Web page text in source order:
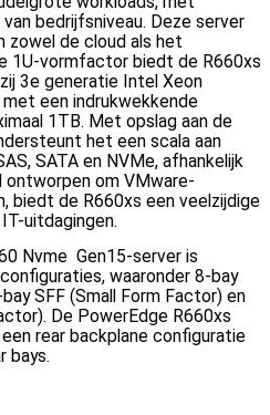
bedrijfsniveau. Deze server
zowel de cloud als het
1U-vormfactor biedt de R660xs
3e generatie Intel Xeon
een indrukwekkende
1TB. Met opslag aan de
het een scala aan
SATA en NVMe, afhankelijk
ontworpen om VMware-
biedt de R660xs een veelzijdige
uitdagingen.
Nvme Gen15-server is
waaronder 8-bay
SFF (Small Form Factor) en
De PowerEdge R660xs
rear backplane configuratie
bays.